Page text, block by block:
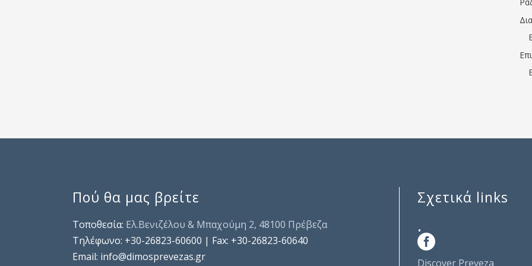
Πού θα μας βρείτε
Τοποθεσία: Ελ.Βενιζέλου & Μπαχούμη 2, 48100 Πρέβεζα
Τηλέφωνo: +30-26823-60600 | Fax: +30-26823-60640
Email: info@dimosprevezas.gr
Σχετικά links
.
Discover Preveza